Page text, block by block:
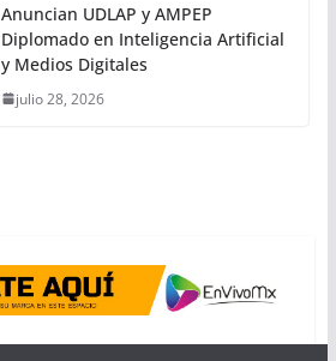
Anuncian UDLAP y AMPEP
Diplomado en Inteligencia Artificial
y Medios Digitales
julio 28, 2026